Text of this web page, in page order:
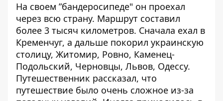
На своем ”бандеросипеде" он проехал
через всю страну. Маршрут составил
более 3 тысяч километров. Сначала ехал в
Кременчуг, а дальше покорил украинскую
столицу, Житомир, Ровно, Каменец-
Подольский, Черновцы, Львов, Одессу.
Путешественник рассказал, что
путешествие было очень сложное из-за